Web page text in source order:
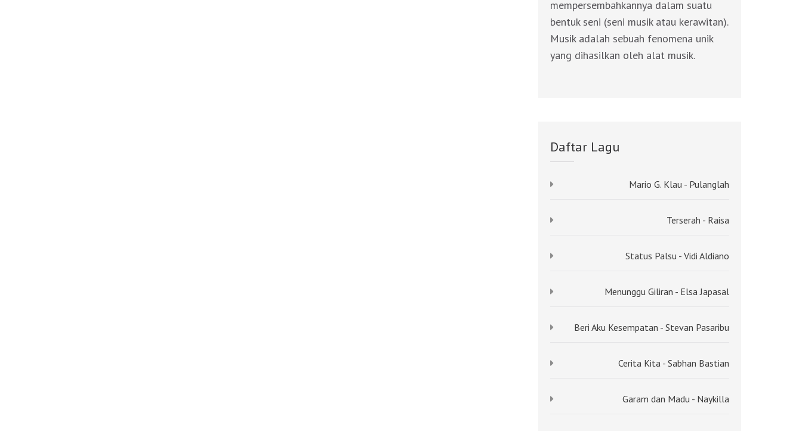
mempersembahkannya dalam suatu
bentuk seni (seni musik atau kerawitan).
Musik adalah sebuah fenomena unik
yang dihasilkan oleh alat musik.
Daftar Lagu
Mario G. Klau - Pulanglah
Terserah - Raisa
Status Palsu - Vidi Aldiano
Menunggu Giliran - Elsa Japasal
Beri Aku Kesempatan - Stevan Pasaribu
Cerita Kita - Sabhan Bastian
Garam dan Madu - Naykilla